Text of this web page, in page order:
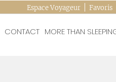
Favoris
Espace Voyageur
CONTACT MORE THAN